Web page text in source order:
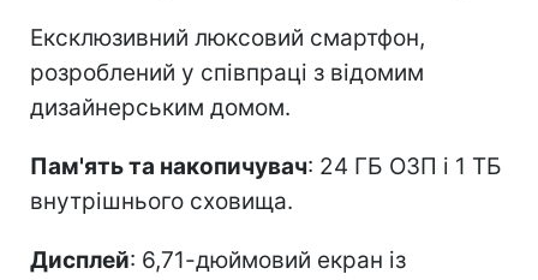
Ексклюзивний люксовий смартфон,
розроблений у співпраці з відомим
дизайнерським домом.
Пам'ять та накопичувач: 24 ГБ ОЗП і 1 ТБ
внутрішнього сховища.
Дисплей: 6,71-дюймовий екран із